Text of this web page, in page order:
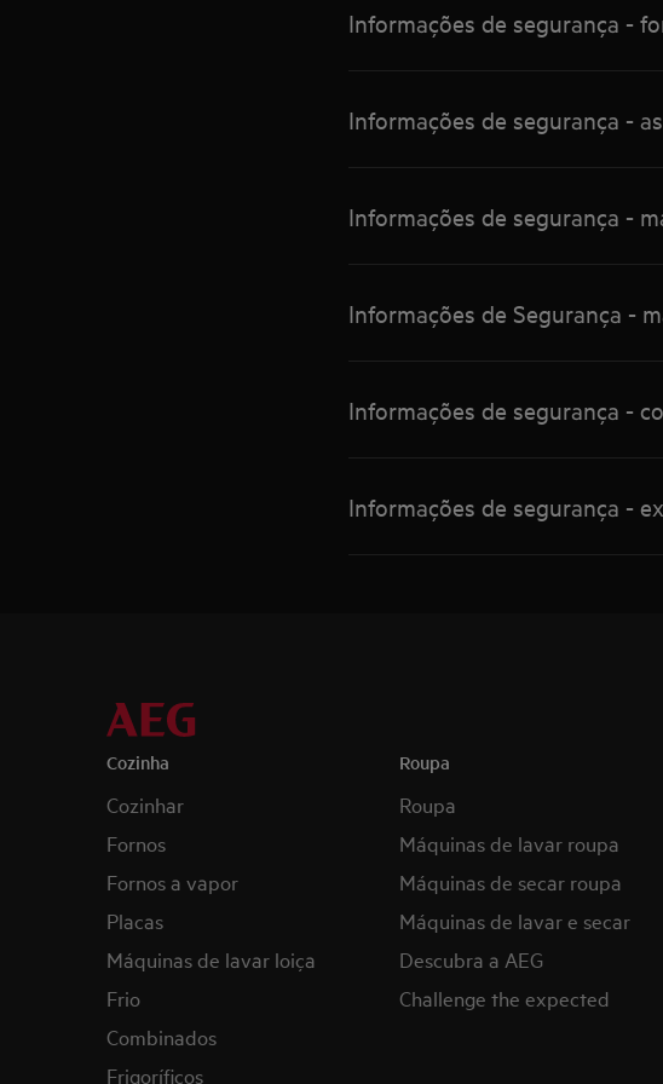
Informações de segurança -
Informações de segurança -
Informações de segurança -
Informações de Segurança -
Informações de segurança -
Informações de segurança -
Cozinha
Cozinhar
Fornos
Fornos a vapor
Placas
Máquinas de lavar loiça
Frio
Combinados
Frigoríficos
Roupa
Roupa
Máquinas de lavar roupa
Máquinas de secar roupa
Máquinas de lavar e secar
Descubra a AEG
Challenge the expected